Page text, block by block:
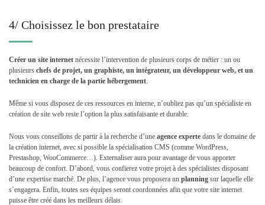
4/ Choisissez le bon prestataire
Créer un site internet nécessite l’intervention de plusieurs corps de métier : un ou
plusieurs chefs de projet, un graphiste, un intégrateur, un développeur web, et un
technicien en charge de la partie hébergement.
Même si vous disposez de ces ressources en interne, n’oubliez pas qu’un spécialiste en
création de site web reste l’option la plus satisfaisante et durable.
Nous vous conseillons de partir à la recherche d’une agence experte dans le domaine de
la création internet, avec si possible la spécialisation CMS (comme WordPress,
Prestashop, WooCommerce…). Externaliser aura pour avantage de vous apporter
beaucoup de confort. D’abord, vous confierez votre projet à des spécialistes disposant
d’une expertise marché. De plus, l’agence vous proposera un planning sur laquelle elle
s’engagera. Enfin, toutes ses équipes seront coordonnées afin que votre site internet
puisse être créé dans les meilleurs délais.